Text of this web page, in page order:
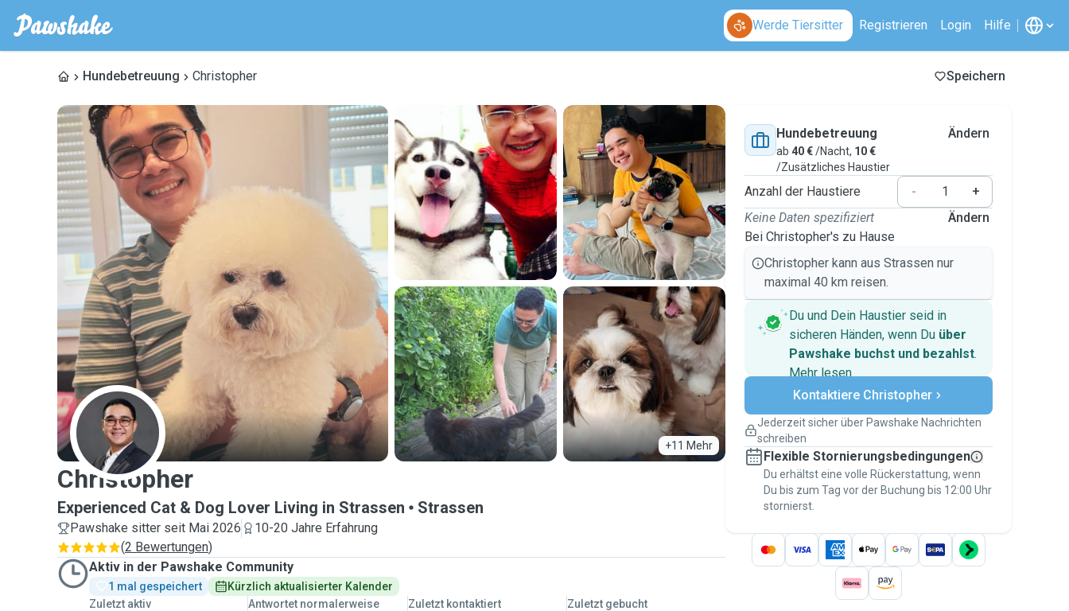
Werde Tiersitter Registrieren Login Hilfe
Hundebetreuung Christopher Speichern
+11 Mehr
C
Christopher
Experienced Cat & Dog Lover Living in Strassen Strassen
Pawshake sitter seit Mai 2026
10-20 Jahre Erfahrung
(2 Bewertungen)
Aktiv in der Pawshake Community
1 mal gespeichert
Kürzlich aktualisierter Kalender
Zuletzt aktiv
Antwortet normalerweise
Zuletzt kontaktiert Zuletzt gebucht
Hundebetreuung
ab 40 €/Nacht, 10 €
/Zusätzliches Haustier
Ändern
Anzahl der Haustiere -
+
Keine Daten spezifiziert
Bei Christopher's zu Hause
Ändern
Christopher kann aus Strassen nur
maximal 40 km reisen.
Du und Dein Haustier seid in
sicheren Händen, wenn Du über
Pawshake buchst und bezahlst.
Mehr lesenSichere Zahlungen
Unterstützung, falls sich Deine
Versicherte Buchungen
Erledige alles über Pawshake – von der
ersten Nachricht bis zur Bezahlung –, um
über die Pawshake-Garantieabgesichert zu
sein
Kontaktiere Christopher
Jederzeit sicher über Pawshake Nachrichten
schreiben
Flexible Stornierungsbedingungen
Du erhältst eine volle Rückerstattung, wenn
Du bis zum Tag vor der Buchung bis 12:00 Uhr
stornierst.